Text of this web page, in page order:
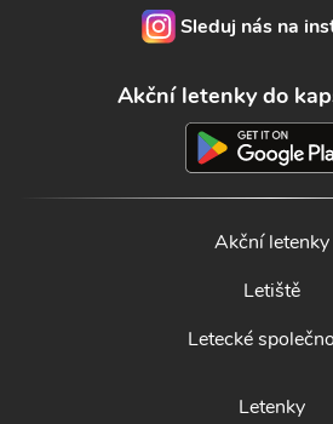
Sleduj nás na
Akční letenky do
Akční letenky
Letiště
Letecké
Letenky